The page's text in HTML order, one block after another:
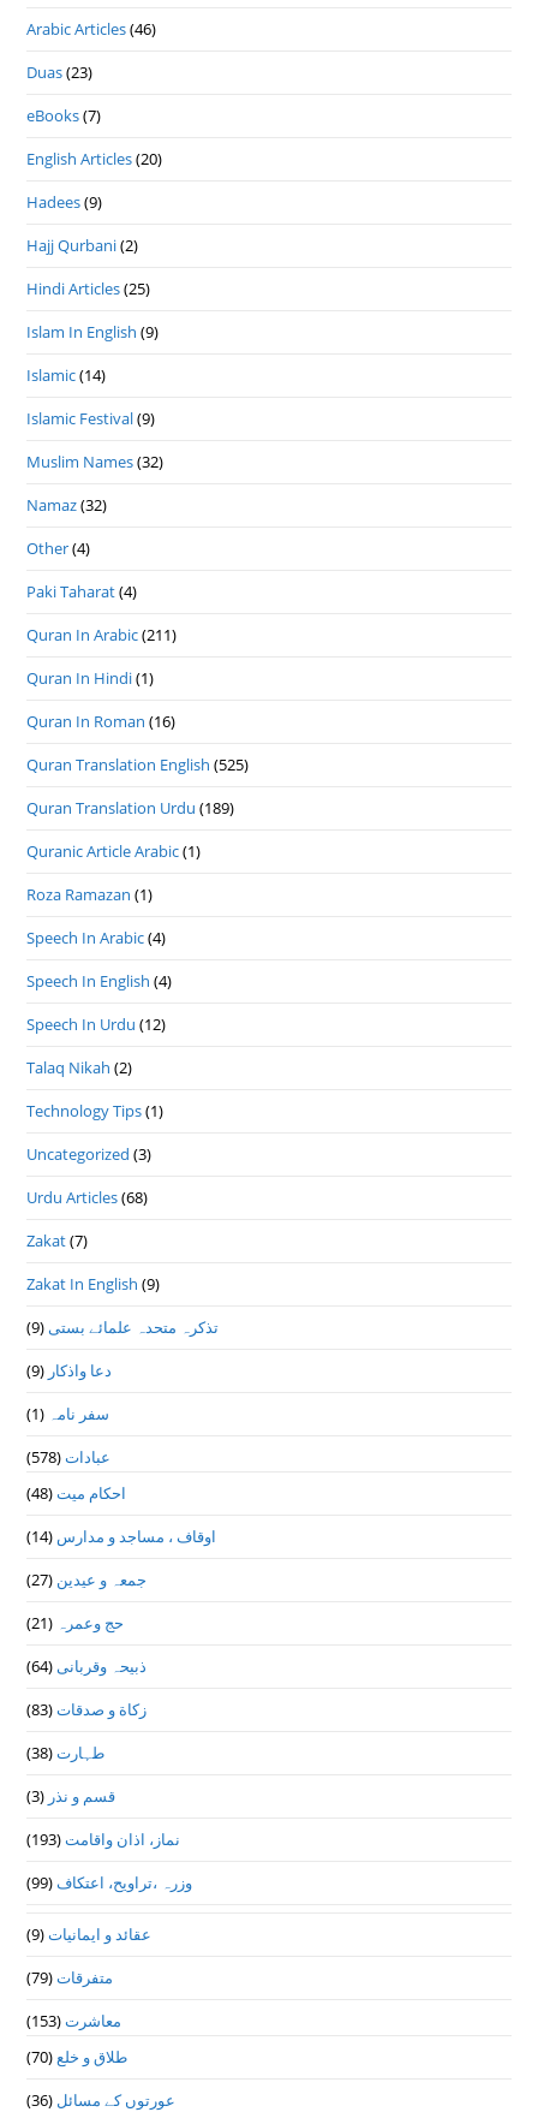
Arabic Articles(46)
Duas(23)
eBooks(7)
English Articles(20)
Hadees(9)
Hajj Qurbani(2)
Hindi Articles(25)
Islam In English (9)
Islamic(14)
Islamic Festival(9)
Muslim Names(32)
Namaz(32)
Other(4)
Paki Taharat(4)
Quran In Arabic(211)
Quran In Hindi(1)
Quran In Roman (16)
Quran Translation English (525)
Quran Translation Urdu (189)
Quranic Article Arabic(1)
Roza Ramazan (1)
Speech In Arabic(4)
Speech In English (4)
Speech In Urdu (12)
Talaq Nikah (2)
Technology Tips(1)
Uncategorized (3)
Urdu Articles(68)
Zakat(7)
Zakat In English (9)
تذكرہ متحدہ علمائے بستى(9)
دعا واذكار (9)
سفر نامہ (1)
عبادات(578)
احکام میت(48)
اوقاف ، مساجد و مدارس (14)
جمعہ و عیدین (27)
حج وعمرہ (21)
ذبیحہ وقربانی(64)
زکاة و صدقات(83)
طہارت(38)
قسم و نذر (3)
نماز، اذان واقامت(193)
وزرہ ،تراويح، اعتكاف(99)
عقائد و ایمانیات(9)
متفرقات(79)
معاشرت(153)
طلاق و خلع(70)
عورتوں کے مسائل (36)